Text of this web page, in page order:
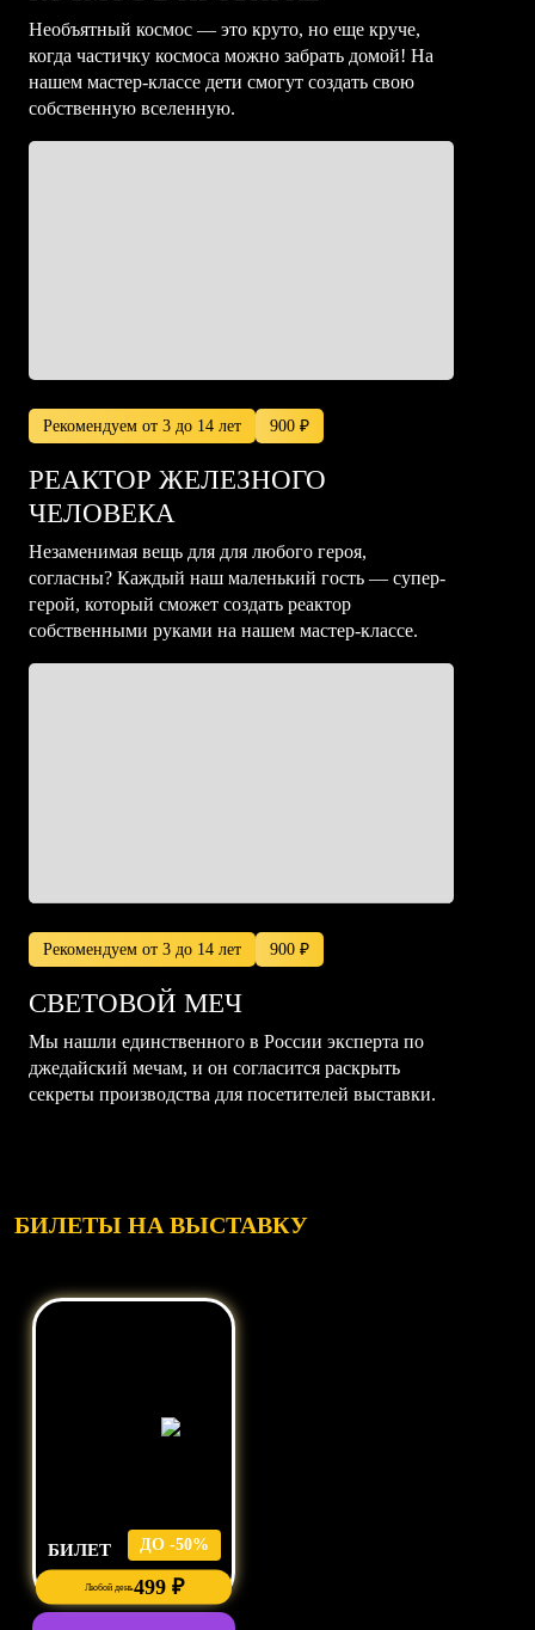
Необъятный космос — это круто, но еще круче,
когда частичку космоса можно забрать домой! На
нашем мастер-классе дети смогут создать свою
собственную вселенную.
Рекомендуем от 3 до 14 лет 900 ₽
РЕАКТОР ЖЕЛЕЗНОГО
ЧЕЛОВЕКА
Незаменимая вещь для для любого героя,
согласны? Каждый наш маленький гость — супер-
герой, который сможет создать реактор
собственными руками на нашем мастер-классе.
Рекомендуем от 3 до 14 лет 900 ₽
СВЕТОВОЙ МЕЧ
Мы нашли единственного в России эксперта по
джедайский мечам, и он согласится раскрыть
секреты производства для посетителей выставки.
БИЛЕТЫ НА ВЫСТАВКУ
БИЛЕТ ДО -50%
Любой день499₽